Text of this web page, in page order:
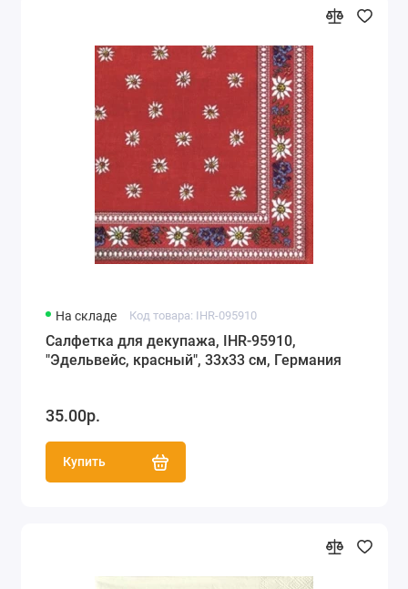
На складе Код товара: IHR-095910
Салфетка для декупажа, IHR-95910,
"Эдельвейс, красный", 33х33 см, Германия
35.00р.
Купить